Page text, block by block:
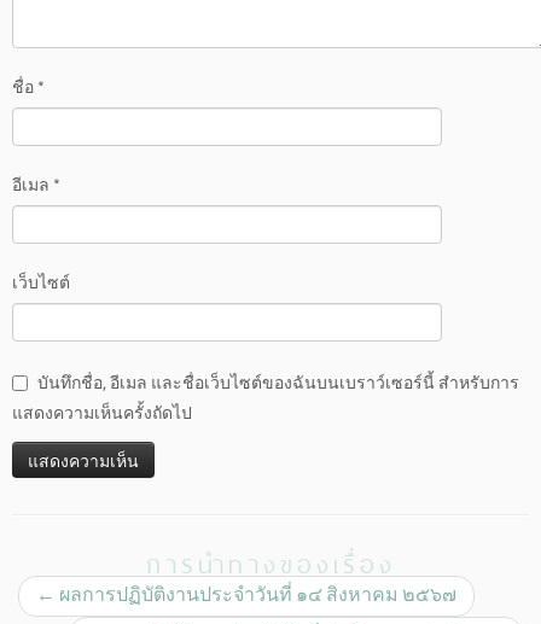
ชื่อ *
อีเมล *
เว็บไซต์
บันทึกชื่อ, อีเมล และชื่อเว็บไซต์ของฉันบนเบราว์เซอร์นี้ สำหรับการ
แสดงความเห็นครั้งถัดไป
การนำทางของเรื่อง
← ผลการปฏิบัติงานประจำวันที่ ๑๔ สิงหาคม ๒๕๖๗